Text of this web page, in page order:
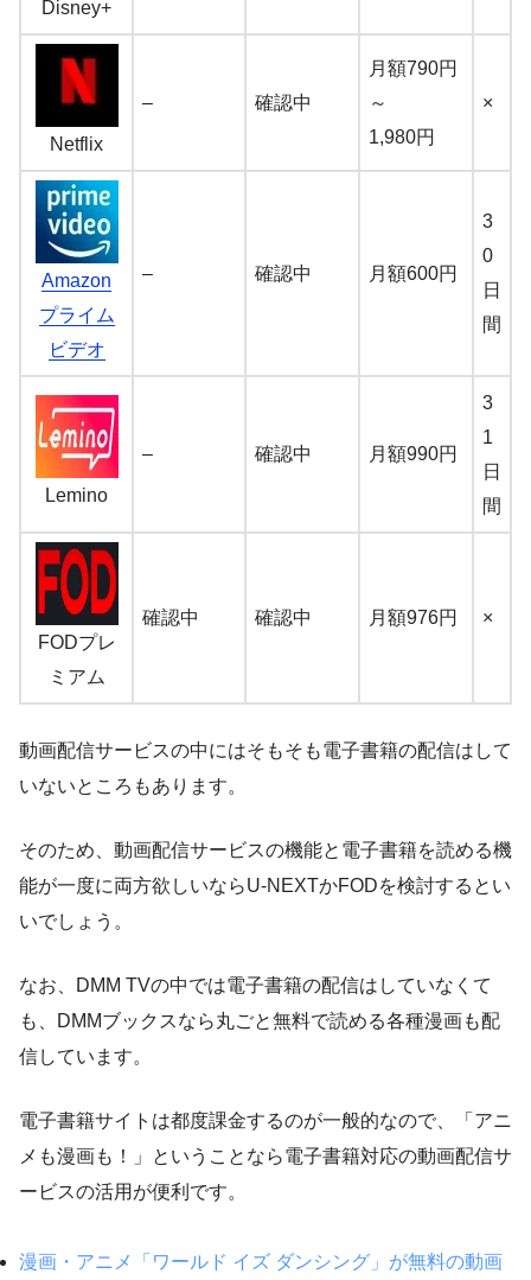
Disney+
Netflix
– 確認中
月額790円
～
1,980円
×
Amazon
プライム
ビデオ
– 確認中 月額600円
3
0
日
間
Lemino
– 確認中 月額990円
3
1
日
間
FODプレ
ミアム
確認中 確認中 月額976円 ×
動画配信サービスの中にはそもそも電子書籍の配信はして
いないところもあります。
そのため、動画配信サービスの機能と電子書籍を読める機
能が一度に両方欲しいならU-NEXTかFODを検討するとい
いでしょう。
なお、DMM TVの中では電子書籍の配信はしていなくて
も、DMMブックスなら丸ごと無料で読める各種漫画も配
信しています。
電子書籍サイトは都度課金するのが一般的なので、「アニ
メも漫画も！」ということなら電子書籍対応の動画配信サ
ービスの活用が便利です。
漫画・アニメ「ワールド イズ ダンシング」が無料の動画